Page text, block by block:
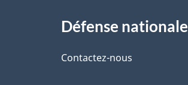
a
l
proposDéfense nationale
Contactez-nous